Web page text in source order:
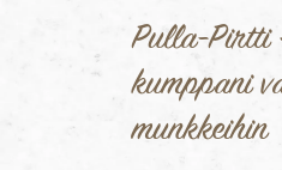
Pulla-Pirtti
kumppani
munkkeihin